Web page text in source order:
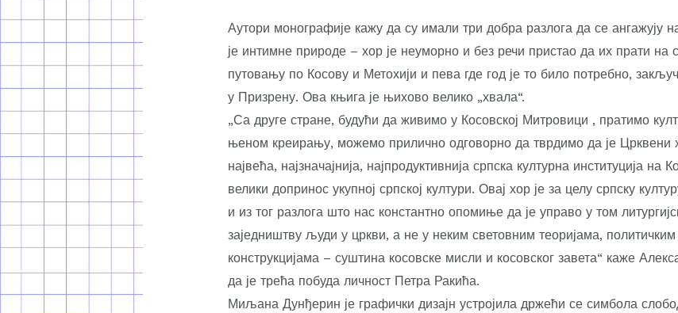
Аутори монографије кажу да су имали три добра разлога да се ангажују
је интимне природе – хор је неуморно и без речи пристао да их прати
путовању по Косову и Метохији и пева где год је то било потребно,
у Призрену. Ова књига је њихово велико „хвала“.
„Са друге стране, будући да живимо у Косовској Митровици , пратимо
њеном креирању, можемо прилично одговорно да тврдимо да је Црквени
највећа, најзначајнија, најпродуктивнија српска културна институција на
велики допринос укупној српској култури. Овај хор је за целу српску
и из тог разлога што нас константно опомиње да је управо у том
заједништву људи у цркви, а не у неким световним теоријама,
конструкцијама – суштина косовске мисли и косовског завета“ каже
да је трећа побуда личност Петра Ракића.
Миљана Дунђерин је графички дизајн устројила држећи се симбола